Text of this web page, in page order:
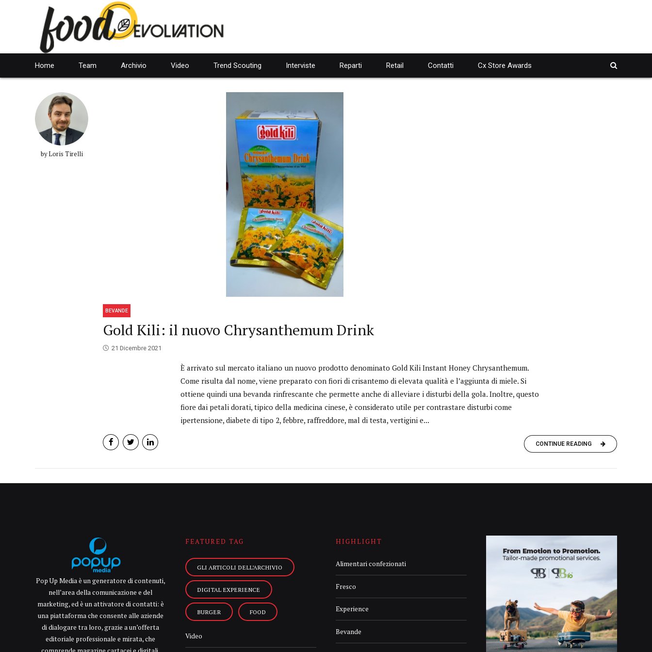
Home Team Archivio Video Trend Scouting Interviste Reparti Retail Contatti Cx Store Awards
by Loris Tirelli
BEVANDE
Gold Kili: il nuovo Chrysanthemum Drink
21 Dicembre 2021
È arrivato sul mercato italiano un nuovo prodotto denominato Gold Kili Instant Honey Chrysanthemum.
Come risulta dal nome, viene preparato con fiori di crisantemo di elevata qualità e l’aggiunta di miele. Si
ottiene quindi una bevanda rinfrescante che permette anche di alleviare i disturbi della gola. Inoltre, questo
fiore dai petali dorati, tipico della medicina cinese, è considerato utile per contrastare disturbi come
ipertensione, diabete di tipo 2, febbre, raffreddore, mal di testa, vertigini e...
CONTINUE READING
Pop Up Media è un generatore di contenuti,
nell’area della comunicazione e del
marketing, ed è un attivatore di contatti: è
una piattaforma che consente alle aziende
di dialogare tra loro, grazie a un’offerta
editoriale professionale e mirata, che
FEATURED TAG
GLI ARTICOLI DELL’ARCHIVIO
DIGITAL EXPERIENCE
BURGER FOOD
Video
HIGHLIGHT
Alimentari confezionati
Fresco
Experience
Bevande